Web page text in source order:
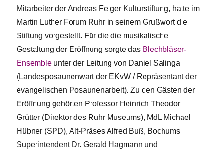
Mitarbeiter der Andreas Felger Kulturstiftung, hatte im
Martin Luther Forum Ruhr in seinem Grußwort die
Stiftung vorgestellt. Für die die musikalische
Gestaltung der Eröffnung sorgte das Blechbläser-
Ensemble unter der Leitung von Daniel Salinga
(Landesposaunenwart der EKvW / Repräsentant der
evangelischen Posaunenarbeit). Zu den Gästen der
Eröffnung gehörten Professor Heinrich Theodor
Grütter (Direktor des Ruhr Museums), MdL Michael
Hübner (SPD), Alt-Präses Alfred Buß, Bochums
Superintendent Dr. Gerald Hagmann und